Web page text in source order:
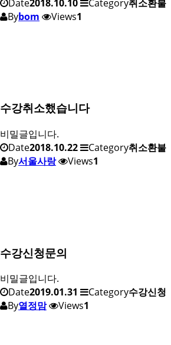
Date2018.10.10 Category취소환불
Bybom Views1
수강취소했습니다
비밀글입니다.
Date2018.10.22 Category취소환불
By서울사랑 Views1
수강신청문의
비밀글입니다.
Date2019.01.31 Category수강신청
By열정맘 Views1